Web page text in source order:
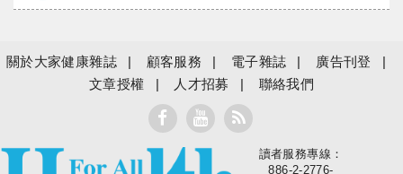
關於大家健康雜誌 顧客服務 電子雜誌
廣告刊登
文章授權
人才招募 聯絡我們
大家健康
讀者服務專線：
886-2-2776-